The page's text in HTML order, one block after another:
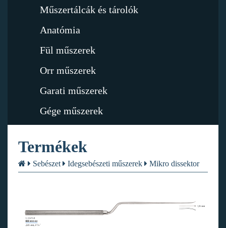
Műszertálcák és tárolók
Anatómia
Fül műszerek
Orr műszerek
Garati műszerek
Gége műszerek
Termékek
Sebészet Idegsebészeti műszerek Mikro dissektor